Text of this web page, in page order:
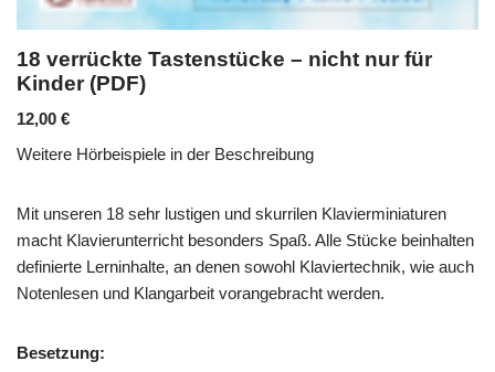
18 verrückte Tastenstücke – nicht nur für
Kinder (PDF)
12,00 €
Weitere Hörbeispiele in der Beschreibung
Mit unseren 18 sehr lustigen und skurrilen Klavierminiaturen
macht Klavierunterricht besonders Spaß. Alle Stücke beinhalten
definierte Lerninhalte, an denen sowohl Klaviertechnik, wie auch
Notenlesen und Klangarbeit vorangebracht werden.
Besetzung: